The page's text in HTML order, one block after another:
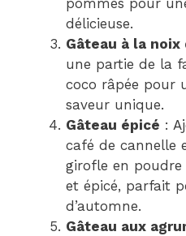
pommes pour
délicieuse.
Gâteau à la noix
une partie de la
coco râpée pour
saveur unique.
Gâteau épicé :
café de cannelle
girofle en
et épicé, parfait
d’automne.
Gâteau aux